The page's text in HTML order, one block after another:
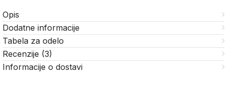
Opis
Dodatne informacije
Tabela za odelo
Recenzije (3)
Informacije o dostavi